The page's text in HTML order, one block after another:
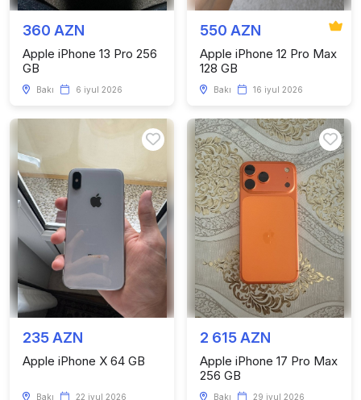
360 AZN
Apple iPhone 13 Pro 256
GB
Bakı 6 iyul 2026
550 AZN
Apple iPhone 12 Pro Max
128 GB
Bakı 16 iyul 2026
235 AZN
Apple iPhone X 64 GB
Bakı 22 iyul 2026
2 615 AZN
Apple iPhone 17 Pro Max
256 GB
Bakı 29 iyul 2026